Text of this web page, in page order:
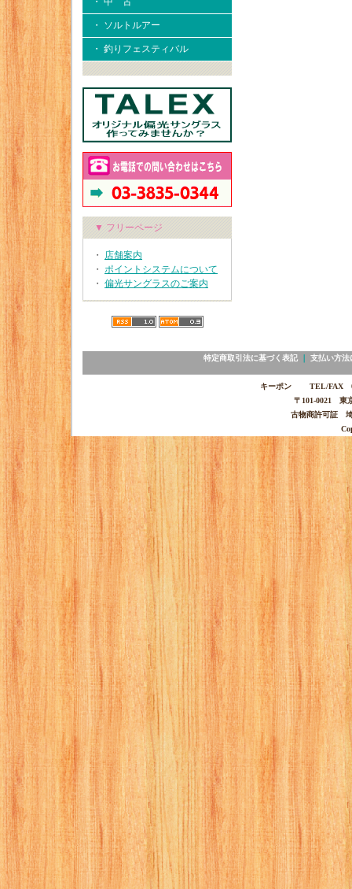
・ ソルトルアー
・ 釣りフェスティバル
▼ フリーページ
・ 店舗案内
・ ポイントシステムについて
・ 偏光サングラスのご案内
特定商取引法に基づく表記｜ 支払い方法
キーポン TEL/FAX
〒101-0021 東
古物商許可証